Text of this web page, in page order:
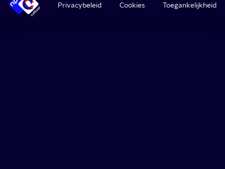
Privacybeleid Cookies Toegankelijkheid